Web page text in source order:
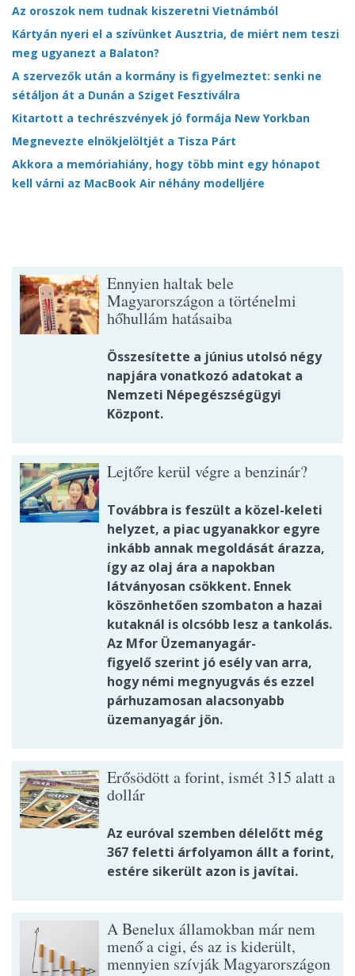
Az oroszok nem tudnak kiszeretni Vietnámból
Kártyán nyeri el a szívünket Ausztria, de miért nem teszi
meg ugyanezt a Balaton?
A szervezők után a kormány is figyelmeztet: senki ne
sétáljon át a Dunán a Sziget Fesztiválra
Kitartott a techrészvények jó formája New Yorkban
Megnevezte elnökjelöltjét a Tisza Párt
Akkora a memóriahiány, hogy több mint egy hónapot
kell várni az MacBook Air néhány modelljére
Ennyien haltak bele
Magyarországon a történelmi
hőhullám hatásaiba
Összesítette a június utolsó négy
napjára vonatkozó adatokat a
Nemzeti Népegészségügyi
Központ.
Lejtőre kerül végre a benzinár?
Továbbra is feszült a közel-keleti
helyzet, a piac ugyanakkor egyre
inkább annak megoldását árazza,
így az olaj ára a napokban
látványosan csökkent. Ennek
köszönhetően szombaton a hazai
kutaknál is olcsóbb lesz a tankolás.
Az Mfor Üzemanyagár-
figyelő szerint jó esély van arra,
hogy némi megnyugvás és ezzel
párhuzamosan alacsonyabb
üzemanyagár jön.
Erősödött a forint, ismét 315 alatt a
dollár
Az euróval szemben délelőtt még
367 feletti árfolyamon állt a forint,
estére sikerült azon is javítai.
A Benelux államokban már nem
menő a cigi, és az is kiderült,
mennyien szívják Magyarországon